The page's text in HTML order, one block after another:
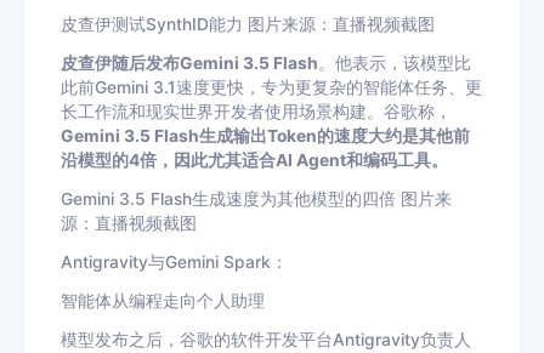
皮查伊测试SynthID能力 图片来源：直播视频截图
皮查伊随后发布Gemini 3.5 Flash。他表示，该模型比
此前Gemini 3.1速度更快，专为更复杂的智能体任务、更
长工作流和现实世界开发者使用场景构建。谷歌称，
Gemini 3.5 Flash生成输出Token的速度大约是其他前
沿模型的4倍，因此尤其适合AI Agent和编码工具。
Gemini 3.5 Flash生成速度为其他模型的四倍 图片来
源：直播视频截图
Antigravity与Gemini Spark：
智能体从编程走向个人助理
模型发布之后，谷歌的软件开发平台Antigravity负责人